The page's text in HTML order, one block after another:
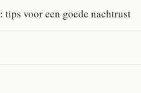
tips voor een goede nachtrust